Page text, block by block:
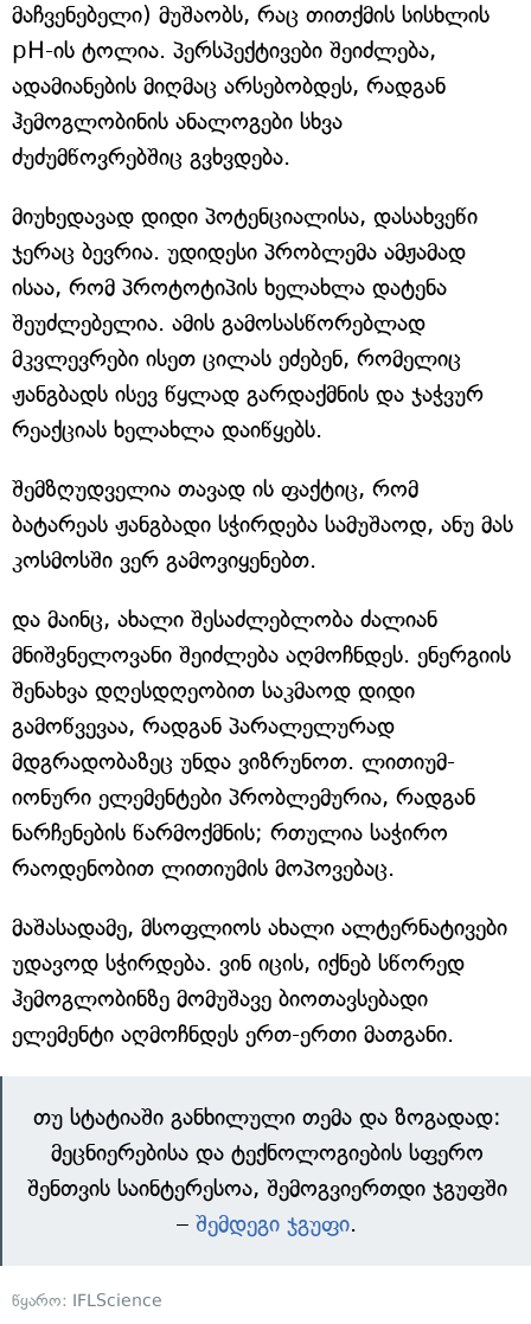
მაჩვენებელი) მუშაობს, რაც თითქმის სისხლის
pH-ის ტოლია. პერსპექტივები შეიძლება,
ადამიანების მიღმაც არსებობდეს, რადგან
ჰემოგლობინის ანალოგები სხვა
ძუძუმწოვრებშიც გვხვდება.
მიუხედავად დიდი პოტენციალისა, დასახვეწი
ჯერაც ბევრია. უდიდესი პრობლემა ამჟამად
ისაა, რომ პროტოტიპის ხელახლა დატენა
შეუძლებელია. ამის გამოსასწორებლად
მკვლევრები ისეთ ცილას ეძებენ, რომელიც
ჟანგბადს ისევ წყლად გარდაქმნის და ჯაჭვურ
რეაქციას ხელახლა დაიწყებს.
შემზღუდველია თავად ის ფაქტიც, რომ
ბატარეას ჟანგბადი სჭირდება სამუშაოდ, ანუ მას
კოსმოსში ვერ გამოვიყენებთ.
და მაინც, ახალი შესაძლებლობა ძალიან
მნიშვნელოვანი შეიძლება აღმოჩნდეს. ენერგიის
შენახვა დღესდღეობით საკმაოდ დიდი
გამოწვევაა, რადგან პარალელურად
მდგრადობაზეც უნდა ვიზრუნოთ. ლითიუმ-
იონური ელემენტები პრობლემურია, რადგან
ნარჩენების წარმოქმნის; რთულია საჭირო
რაოდენობით ლითიუმის მოპოვებაც.
მაშასადამე, მსოფლიოს ახალი ალტერნატივები
უდავოდ სჭირდება. ვინ იცის, იქნებ სწორედ
ჰემოგლობინზე მომუშავე ბიოთავსებადი
ელემენტი აღმოჩნდეს ერთ-ერთი მათგანი.
თუ სტატიაში განხილული თემა და ზოგადად:
მეცნიერებისა და ტექნოლოგიების სფერო
შენთვის საინტერესოა, შემოგვიერთდი ჯგუფში
– შემდეგი ჯგუფი.
წყარო: IFLScience